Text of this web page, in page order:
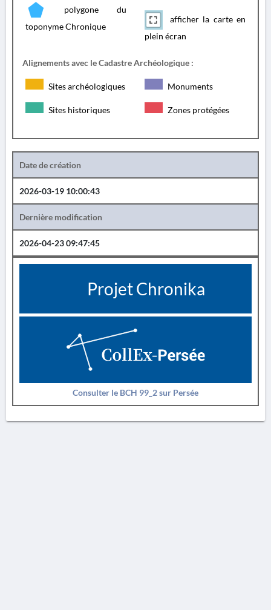
polygone du
toponyme Chronique
afficher la carte en
plein écran
Alignements avec le Cadastre Archéologique :
Sites archéologiques Monuments
Sites historiques Zones protégées
Date de création
2026-03-19 10:00:43
Dernière modification
2026-04-23 09:47:45
Projet Chronika
Consulter le BCH 99_2 sur Persée